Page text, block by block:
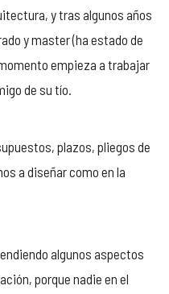
y tras algunos años
y master (ha estado de
empieza a trabajar
de su tío.
plazos, pliegos de
a diseñar como en la
algunos aspectos
porque nadie en el